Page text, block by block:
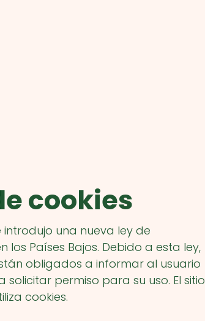
cookies
introdujo una nueva ley de
los Países Bajos. Debido a esta ley,
obligados a informar al usuario
solicitar permiso para su uso. El sitio
cookies.